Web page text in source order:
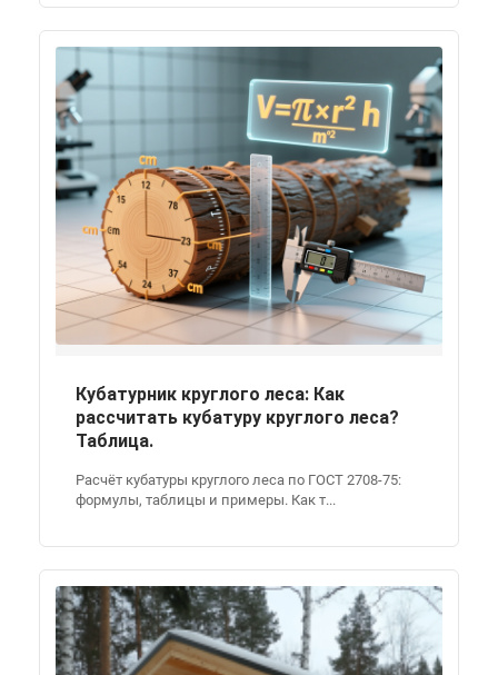
Кубатурник круглого леса: Как
рассчитать кубатуру круглого леса?
Таблица.
Расчёт кубатуры круглого леса по ГОСТ 2708-75:
формулы, таблицы и примеры. Как т...